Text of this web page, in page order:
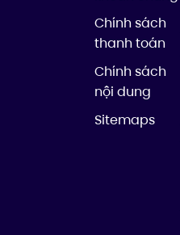
Chính sách
thanh toán
Chính sách
nội dung
Sitemaps